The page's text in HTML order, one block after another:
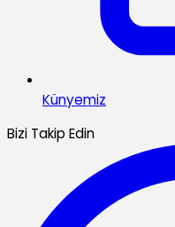
Künyemiz
Bizi Takip Edin